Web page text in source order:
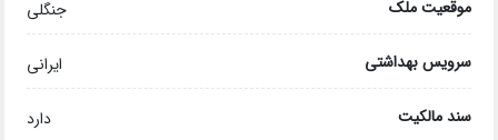
موقعیت ملک جنگلی
سرویس بهداشتی ایرانی
سند مالکیت دارد